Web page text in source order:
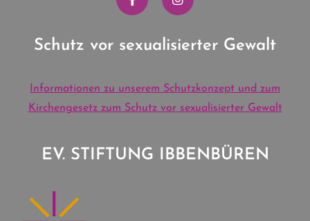
Schutz vor sexualisierter Gewalt
Informationen zu unserem Schutzkonzept und zum
Kirchengesetz zum Schutz vor sexualisierter Gewalt
EV. STIFTUNG IBBENBÜREN